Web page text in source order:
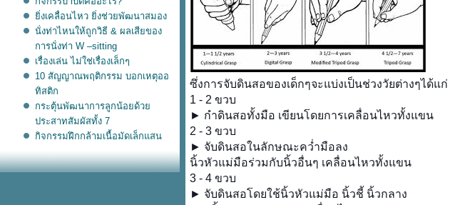
ิ่งเคลื่อนไหว ยิ่งช่วยพัฒนาสมอง
นั่งท่าไหนให้ถูกวิธี & ผลเสียของ
การนั่งท่า W –sitting
เรื่องเล่น ไม่ใช่เรื่องเล็กๆ
10 สัญญาณพฤติกรรม บอกเหตุออ
ทิสติก
กระตุ้นพัฒนาการลูกน้อยด้ว
ประสาทสัมผัสทั้ง 7
กิจกรรมฝึกกล้ามเนื้อมัดเล็กแสน
รู้หรือไม่ว่าการจับดินสอที่ถูกต้อง
ซึ่งการจับดินสอของเด็กๆจะแบ่งเป็นช่วงวัยต่างๆได้แก่
1 - 2 ขวบ
► กำดินสอทั้งมือ เขียนโดยการเคลื่อนไหวทั้งแขน
2 - 3 ขวบ
► จับดินสอในลักษณะคว่ำมือลง
นิ้วหัวแม่มือร่วมกับนิ้วอื่นๆ เคลื่อนไหวทั้งแขน
3 - 4 ขวบ
► จับดินสอโดยใช้นิ้วหัวแม่มือ นิ้วชี้ นิ้วกลาง